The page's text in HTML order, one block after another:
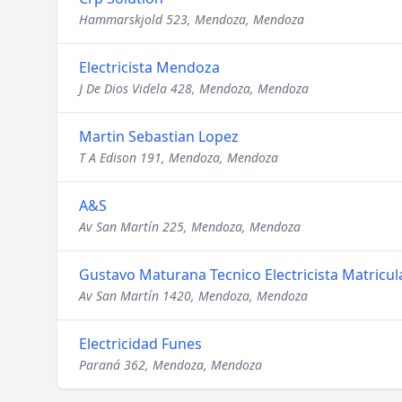
Hammarskjold 523, Mendoza, Mendoza
Electricista Mendoza
J De Dios Videla 428, Mendoza, Mendoza
Martin Sebastian Lopez
T A Edison 191, Mendoza, Mendoza
A&S
Av San Martín 225, Mendoza, Mendoza
Gustavo Maturana Tecnico Electricista
Av San Martín 1420, Mendoza, Mendoza
Electricidad Funes
Paraná 362, Mendoza, Mendoza